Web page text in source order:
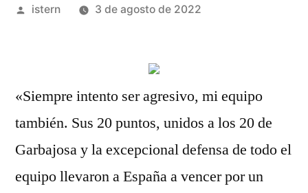
Publicado
istern 3 de agosto de 2022
«Siempre intento ser agresivo, mi equipo
también. Sus 20 puntos, unidos a los 20 de
Garbajosa y la excepcional defensa de todo el
equipo llevaron a España a vencer por un